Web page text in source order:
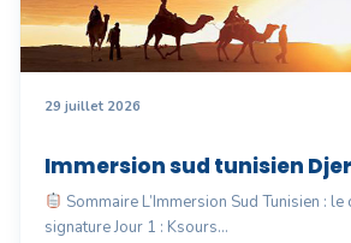
29 juillet 2026
Immersion sud tunisien
Sommaire L’Immersion Sud Tunisien :
signature Jour 1 : Ksours…